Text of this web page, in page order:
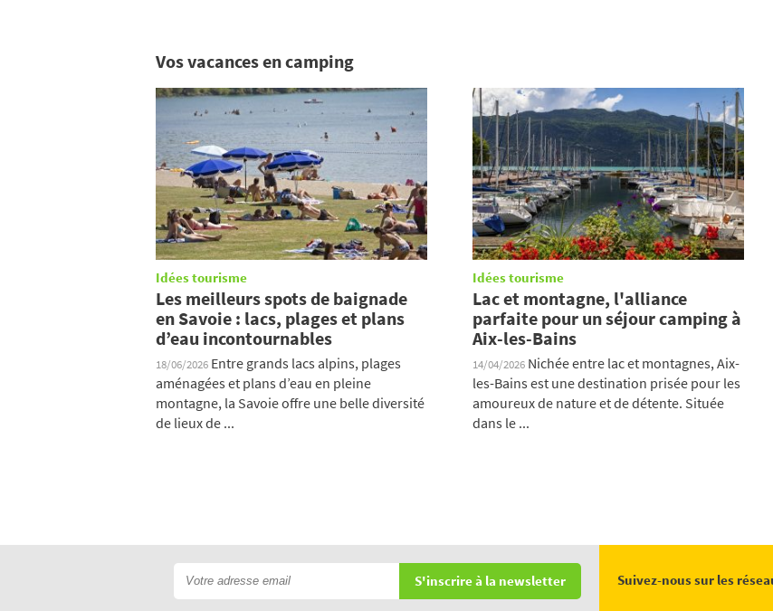
Vos vacances en camping
Idées tourisme
Les meilleurs spots de baignade
en Savoie : lacs, plages et plans
d’eau incontournables
18/06/2026 Entre grands lacs alpins, plages
aménagées et plans d’eau en pleine
montagne, la Savoie offre une belle diversité
de lieux de ...
Idées tourisme
Lac et montagne, l'alliance
parfaite pour un séjour camping à
Aix-les-Bains
14/04/2026 Nichée entre lac et montagnes, Aix-
les-Bains est une destination prisée pour les
amoureux de nature et de détente. Située
dans le ...
S'inscrire à la newsletter Suivez-nous sur les